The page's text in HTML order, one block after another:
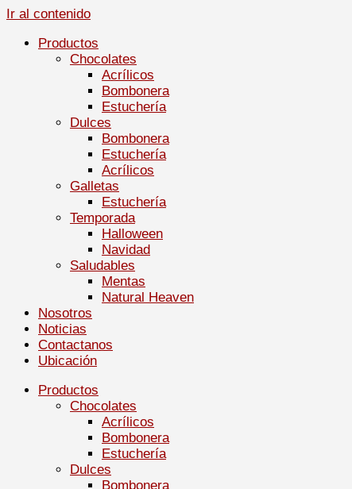
Ir al contenido
Productos
Chocolates
Acrílicos
Bombonera
Estuchería
Dulces
Bombonera
Estuchería
Acrílicos
Galletas
Estuchería
Temporada
Halloween
Navidad
Saludables
Mentas
Natural Heaven
Nosotros
Noticias
Contactanos
Ubicación
Productos
Chocolates
Acrílicos
Bombonera
Estuchería
Dulces
Bombonera